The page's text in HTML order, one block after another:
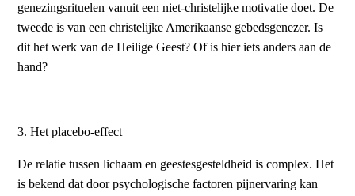
genezingsrituelen vanuit een niet-christelijke motivatie doet. De
tweede is van een christelijke Amerikaanse gebedsgenezer. Is
dit het werk van de Heilige Geest? Of is hier iets anders aan de
hand?
3. Het placebo-effect
De relatie tussen lichaam en geestesgesteldheid is complex. Het
is bekend dat door psychologische factoren pijnervaring kan